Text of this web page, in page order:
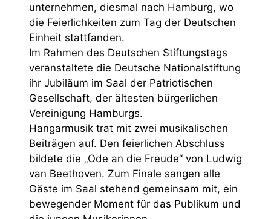
unternehmen, diesmal nach Hamburg, wo
die Feierlichkeiten zum Tag der Deutschen
Einheit stattfanden.
Im Rahmen des Deutschen Stiftungstags
veranstaltete die Deutsche Nationalstiftung
ihr Jubiläum im Saal der Patriotischen
Gesellschaft, der ältesten bürgerlichen
Vereinigung Hamburgs.
Hangarmusik trat mit zwei musikalischen
Beiträgen auf. Den feierlichen Abschluss
bildete die „Ode an die Freude“ von Ludwig
van Beethoven. Zum Finale sangen alle
Gäste im Saal stehend gemeinsam mit, ein
bewegender Moment für das Publikum und